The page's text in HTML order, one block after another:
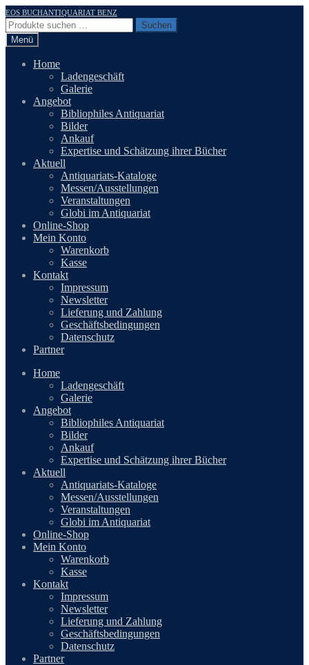
Zur
Navigation
springen
Zum
Inhalt
springen
EOS BUCHANTIQUARIAT BENZ
Suchen
nach:
Suchen
Menü
Home
Ladengeschäft
Galerie
Angebot
Bibliophiles Antiquariat
Bilder
Ankauf
Expertise und Schätzung ihrer Bücher
Aktuell
Antiquariats-Kataloge
Messen/Ausstellungen
Veranstaltungen
Globi im Antiquariat
Online-Shop
Mein Konto
Warenkorb
Kasse
Kontakt
Impressum
Newsletter
Lieferung und Zahlung
Geschäftsbedingungen
Datenschutz
Partner
Home
Ladengeschäft
Galerie
Angebot
Bibliophiles Antiquariat
Bilder
Ankauf
Expertise und Schätzung ihrer Bücher
Aktuell
Antiquariats-Kataloge
Messen/Ausstellungen
Veranstaltungen
Globi im Antiquariat
Online-Shop
Mein Konto
Warenkorb
Kasse
Kontakt
Impressum
Newsletter
Lieferung und Zahlung
Geschäftsbedingungen
Datenschutz
Partner